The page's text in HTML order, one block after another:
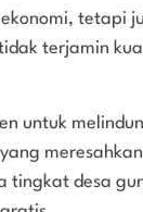
tetapi
terjamin
untuk
tingkat desa